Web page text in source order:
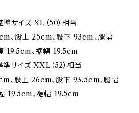
サイズ XL（50）相当
、股上 25cm、股下 93cm、腿幅
19.5cm、裾幅 19.5cm
サイズ XXL（52）相当
、股上 26cm、股下 93.5cm、腿幅
19.5cm、裾幅 19.5cm